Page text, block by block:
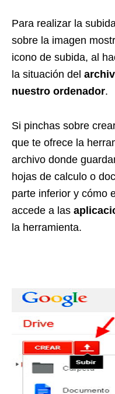
Para realizar la
sobre la imagen
icono de subida, al
la situación del
nuestro ordenador.
Si pinchas sobre
que te ofrece la
archivo donde
hojas de calculo o
parte inferior y cómo
accede a las
la herramienta.